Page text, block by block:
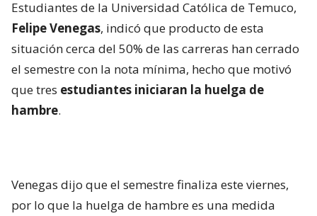
Estudiantes de la Universidad Católica de Temuco,
Felipe Venegas, indicó que producto de esta
situación cerca del 50% de las carreras han cerrado
el semestre con la nota mínima, hecho que motivó
que tres estudiantes iniciaran la huelga de
hambre.
Venegas dijo que el semestre finaliza este viernes,
por lo que la huelga de hambre es una medida